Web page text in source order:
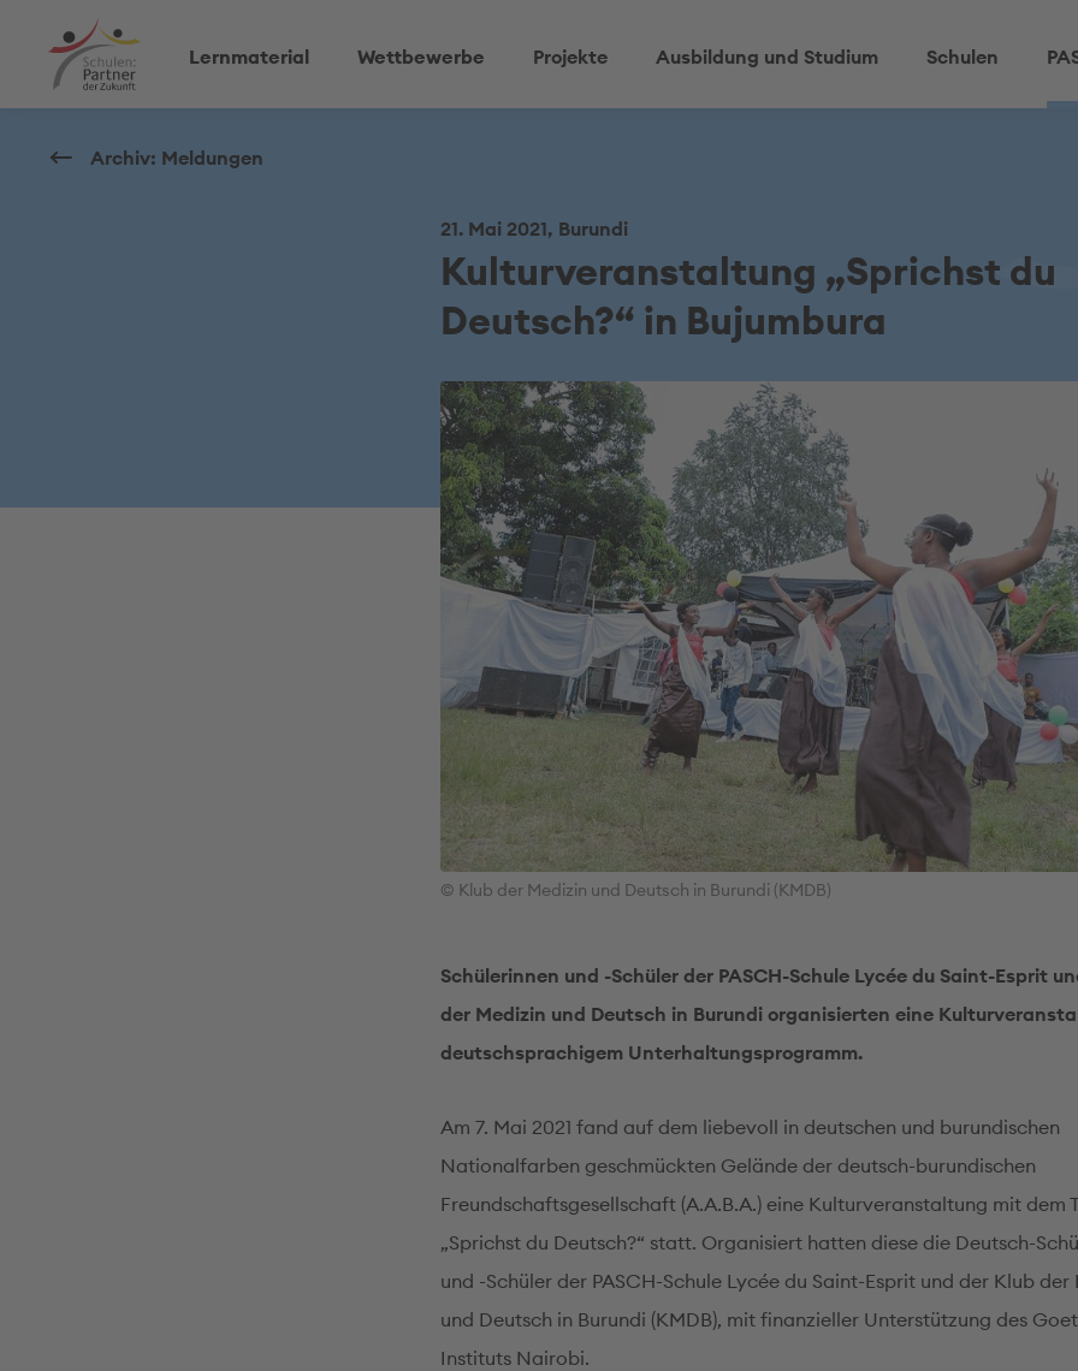
Lernmaterial Wettbewerbe Projekte Ausbildung und Studium Schulen
Archiv: Meldungen
21. Mai 2021, Burundi
Kulturveranstaltung „Sprichst du
Deutsch?“ in Bujumbura
© Klub der Medizin und Deutsch in Burundi (KMDB)
Schülerinnen und -Schüler der PASCH-Schule Lycée du Saint-Esprit
der Medizin und Deutsch in Burundi organisierten eine
deutschsprachigem Unterhaltungsprogramm.
Am 7. Mai 2021 fand auf dem liebevoll in deutschen und burundischen
Nationalfarben geschmückten Gelände der deutsch-burundischen
Freundschaftsgesellschaft (A.A.B.A.) eine Kulturveranstaltung mit dem
„Sprichst du Deutsch?“ statt. Organisiert hatten diese die Deutsch-
und -Schüler der PASCH-Schule Lycée du Saint-Esprit und der Klub der
und Deutsch in Burundi (KMDB), mit finanzieller Unterstützung des
Instituts Nairobi.